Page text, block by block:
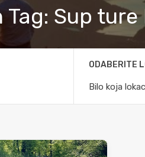
Sup ture
ODABERITE
Bilo koja